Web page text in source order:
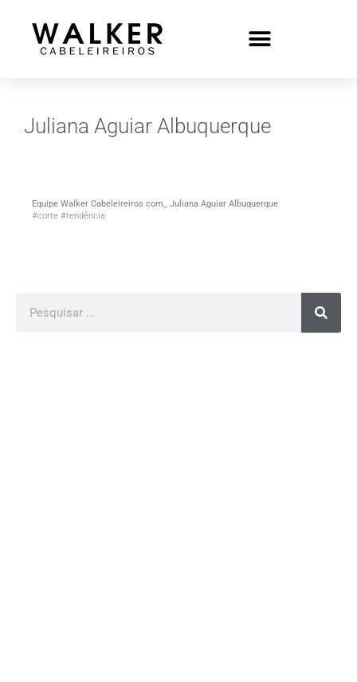
Juliana Aguiar Albuquerque
Equipe Walker Cabeleireiros com_ Juliana Aguiar Albuquerque
#corte #tendência